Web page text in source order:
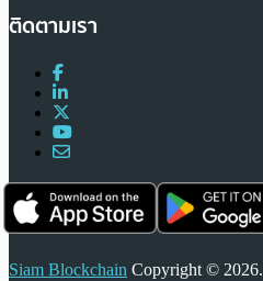
ติดตามเรา
Siam Blockchain Copyright © 2026.